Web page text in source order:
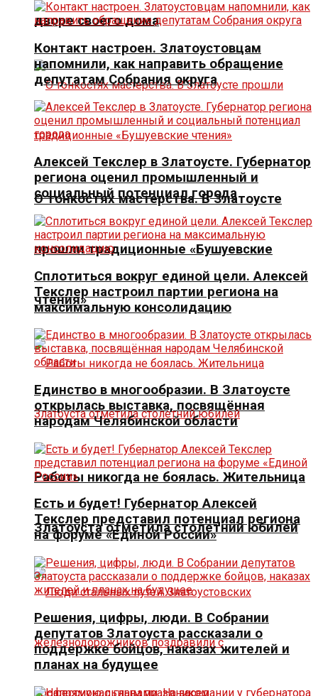
дворе своего дома
О тонкостях мастерства. В Златоусте
прошли традиционные «Бушуевские
чтения»
Работы никогда не боялась. Жительница
Златоуста отметила столетний юбилей
Контакт настроен. Златоустовцам
напомнили, как направить обращение
депутатам Собрания округа
Алексей Текслер в Златоусте. Губернатор
региона оценил промышленный и
социальный потенциал города
Сплотиться вокруг единой цели. Алексей
Текслер настроил партии региона на
максимальную консолидацию
Единство в многообразии. В Златоусте
открылась выставка, посвящённая
народам Челябинской области
Есть и будет! Губернатор Алексей
Текслер представил потенциал региона
на форуме «Единой России»
Решения, цифры, люди. В Собрании
депутатов Златоуста рассказали о
поддержке бойцов, наказах жителей и
планах на будущее